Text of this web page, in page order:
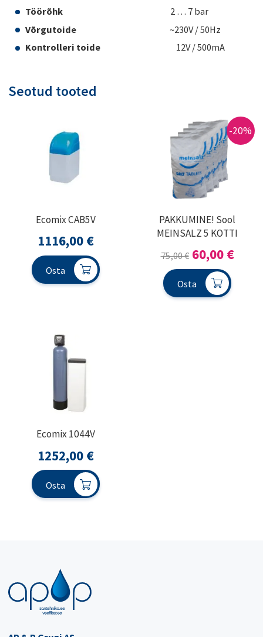
Töörõhk 2 … 7 bar
Võrgutoide ~230V / 50Hz
Kontrolleri toide 12V / 500mA
Seotud tooted
Ecomix CAB5V
1116,00 €
Osta
-20%
PAKKUMINE! Sool
MEINSALZ 5 KOTTI
75,00€ Algne
hind
oli:
60,00 €
Osta
Ecomix 1044V
1252,00 €
Osta